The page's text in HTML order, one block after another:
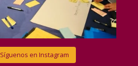
Síguenos en Instagram